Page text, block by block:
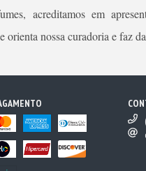
acreditamos em
orienta nossa curadoria e faz